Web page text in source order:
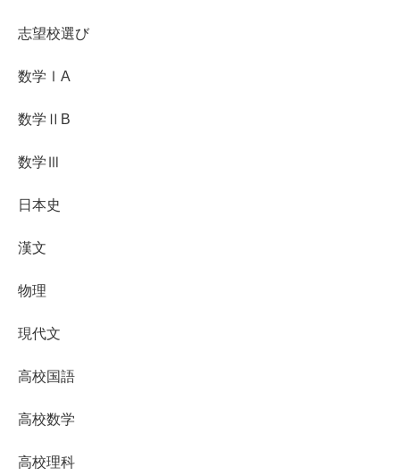
志望校選び
数学ⅠA
数学ⅡB
数学Ⅲ
日本史
漢文
物理
現代文
高校国語
高校数学
高校理科